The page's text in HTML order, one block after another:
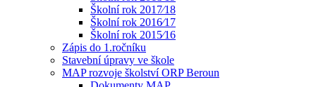
Školní rok 2017⁄18
Školní rok 2016⁄17
Školní rok 2015⁄16
Zápis do 1.ročníku
Stavební úpravy ve škole
MAP rozvoje školství ORP Beroun